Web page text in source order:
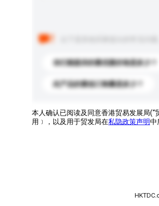
你们能提供的最优惠价格是多少？
此产品的最低订购量是多少？
本人确认已阅读及同意香港贸易发展局(“
用﹞，以及用于贸发局在私隐政策声明中